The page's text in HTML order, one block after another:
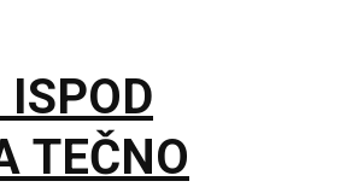
ISPOD
TEČNO